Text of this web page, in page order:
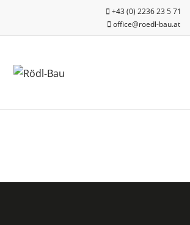
+43 (0) 2236 23 5 71
office@roedl-bau.at